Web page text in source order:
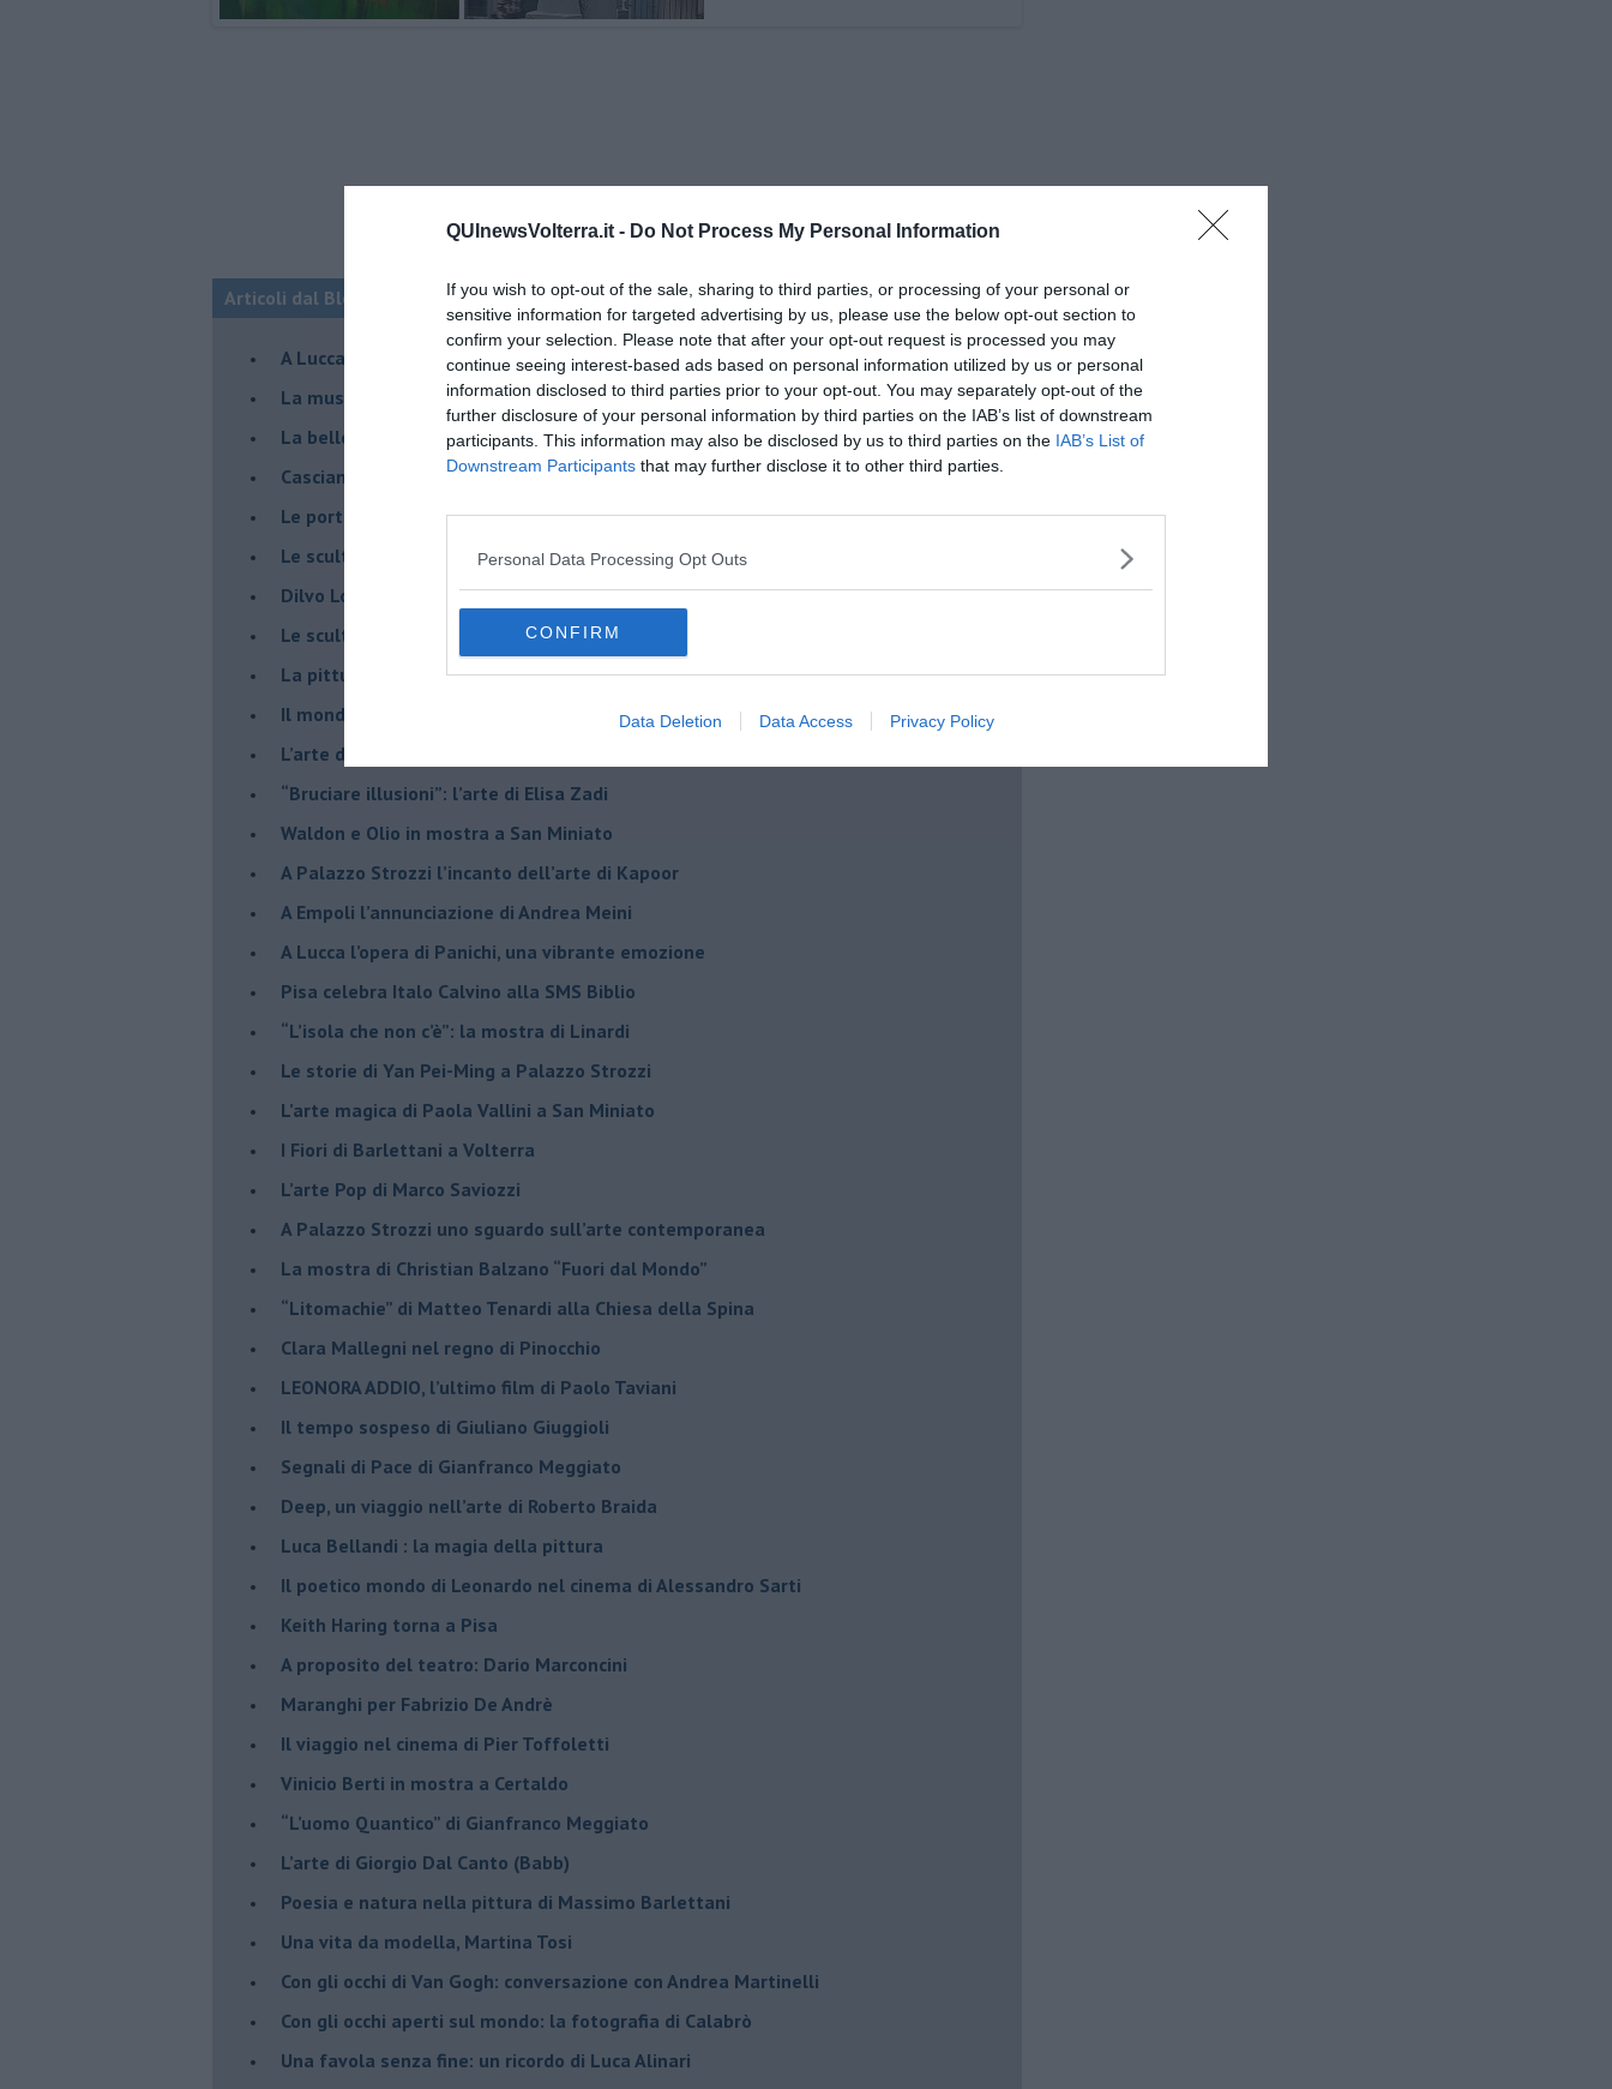
QUInewsVolterra.it - Do Not Process My Personal Information
If you wish to opt-out of the sale, sharing to third parties, or processing of your personal or
sensitive information for targeted advertising by us, please use the below opt-out section to
confirm your selection. Please note that after your opt-out request is processed you may
continue seeing interest-based ads based on personal information utilized by us or personal
information disclosed to third parties prior to your opt-out. You may separately opt-out of the
further disclosure of your personal information by third parties on the IAB’s list of downstream
participants. This information may also be disclosed by us to third parties on the IAB’s List of
Downstream Participants that may further disclose it to other third parties.
Personal Data Processing Opt Outs
CONFIRM
Data Deletion Data Access Privacy Policy
Articoli dal Blog “Incontri d'arte” di Riccardo Ferrucci
A Lucca la mostra di Marcello Scarselli “Dialoghi con la città"
​La musica di Nicola Piovani incanta Pisa
​La bellezza resistente di Pier Toffoletti al Teatro Era
​Casciana: Skim in volo sulle terme
​Le porte della pittura in Paola Vallini e Marcela Bracalenti
​Le sculture di Giulia Cenci a palazzo Strozzi
​Dilvo Lotti ricordato a San Miniato
​Le sculture di Tincolini invadono Pietrasanta
La pittura di Scarselli al Plaza Hotel di Firenze
​Il mondo fantastico di Skim
​L’arte di Anselm Kiefer a Palazzo Strozzi
​“Bruciare illusioni”: l’arte di Elisa Zadi
​Waldon e Olio in mostra a San Miniato
​A Palazzo Strozzi l’incanto dell’arte di Kapoor
​A Empoli l’annunciazione di Andrea Meini
A Lucca l’opera di Panichi, una vibrante emozione
Pisa celebra Italo Calvino alla SMS Biblio
“L’isola che non c’è”: la mostra di Linardi
​Le storie di Yan Pei-Ming a Palazzo Strozzi
​L’arte magica di Paola Vallini a San Miniato
​I Fiori di Barlettani a Volterra
​L’arte Pop di Marco Saviozzi
​A Palazzo Strozzi uno sguardo sull’arte contemporanea
La mostra di Christian Balzano “Fuori dal Mondo”
​“Litomachie” di Matteo Tenardi alla Chiesa della Spina
​Clara Mallegni nel regno di Pinocchio
​LEONORA ADDIO, l’ultimo film di Paolo Taviani
Il tempo sospeso di Giuliano Giuggioli
Segnali di Pace di Gianfranco Meggiato
​Deep, un viaggio nell’arte di Roberto Braida
​Luca Bellandi : la magia della pittura
​Il poetico mondo di Leonardo nel cinema di Alessandro Sarti
​Keith Haring torna a Pisa
​A proposito del teatro: Dario Marconcini
Maranghi per Fabrizio De Andrè
​Il viaggio nel cinema di Pier Toffoletti
Vinicio Berti in mostra a Certaldo
“L’uomo Quantico” di Gianfranco Meggiato
​L’arte di Giorgio Dal Canto (Babb)
Poesia e natura nella pittura di Massimo Barlettani
Una vita da modella, Martina Tosi
​Con gli occhi di Van Gogh: conversazione con Andrea Martinelli
​Con gli occhi aperti sul mondo: la fotografia di Calabrò
Una favola senza fine: un ricordo di Luca Alinari